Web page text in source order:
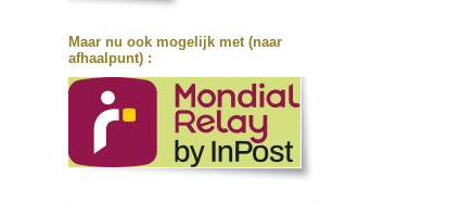
Maar nu ook mogelijk met (naar
afhaalpunt) :